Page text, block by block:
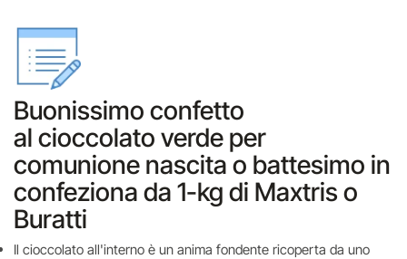
Buonissimo confetto
al cioccolato verde per
comunione nascita o battesimo in
confeziona da 1-kg di Maxtris o
Buratti
Il cioccolato all'interno è un anima fondente ricoperta da uno